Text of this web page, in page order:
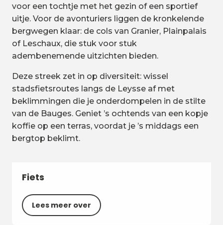
voor een tochtje met het gezin of een sportief
uitje. Voor de avonturiers liggen de kronkelende
bergwegen klaar: de cols van Granier, Plainpalais
of Leschaux, die stuk voor stuk
adembenemende uitzichten bieden.
Deze streek zet in op diversiteit: wissel
stadsfietsroutes langs de Leysse af met
beklimmingen die je onderdompelen in de stilte
van de Bauges. Geniet ’s ochtends van een kopje
koffie op een terras, voordat je ’s middags een
bergtop beklimt.
Fiets
Lees meer over